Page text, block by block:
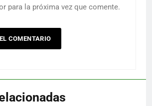
para la próxima vez que comente.